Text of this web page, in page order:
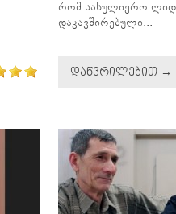
რომ სასულიერო
დაკავშირებული...
ᲓᲐᲬᲕᲠᲘᲚᲔᲑᲘᲗ →